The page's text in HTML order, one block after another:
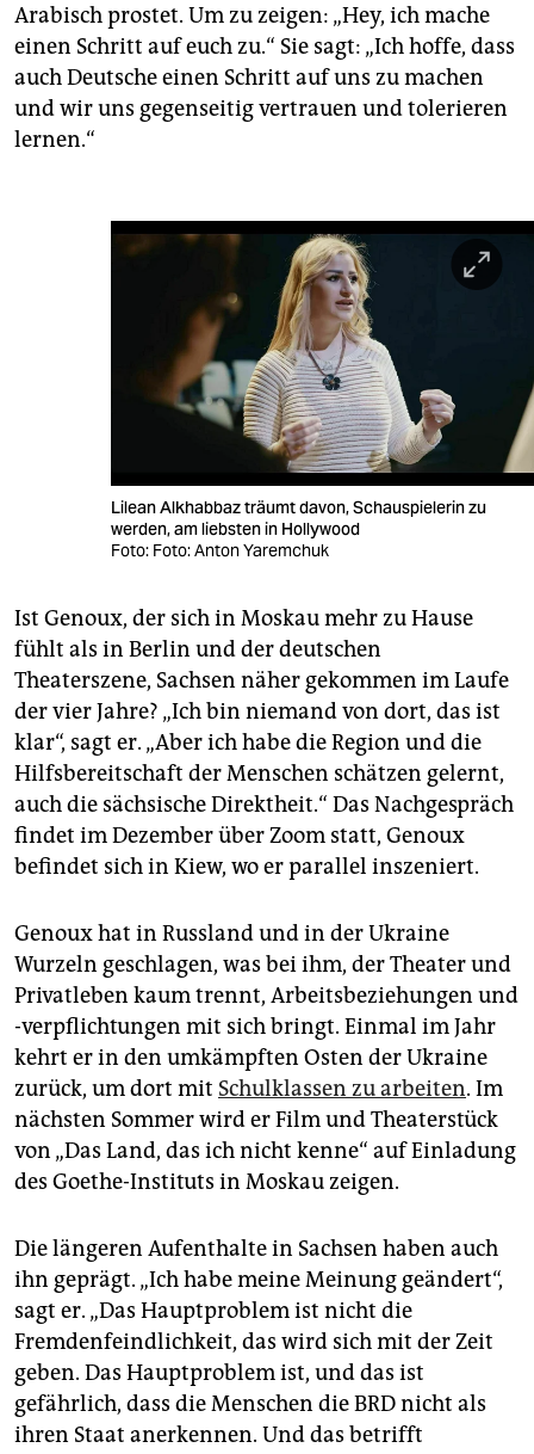
Arabisch prostet. Um zu zeigen: „Hey, ich mache
einen Schritt auf euch zu.“ Sie sagt: „Ich hoffe, dass
auch Deutsche einen Schritt auf uns zu machen
und wir uns gegenseitig vertrauen und tolerieren
lernen.“
Lilean Alkhabbaz träumt davon, Schauspielerin zu
werden, am liebsten in Hollywood
Foto: Foto: Anton Yaremchuk
Ist Genoux, der sich in Moskau mehr zu Hause
fühlt als in Berlin und der deutschen
Theaterszene, Sachsen näher gekommen im Laufe
der vier Jahre? „Ich bin niemand von dort, das ist
klar“, sagt er. „Aber ich habe die Region und die
Hilfsbereitschaft der Menschen schätzen gelernt,
auch die sächsische Direktheit.“ Das Nachgespräch
findet im Dezember über Zoom statt, Genoux
befindet sich in Kiew, wo er parallel inszeniert.
Genoux hat in Russland und in der Ukraine
Wurzeln geschlagen, was bei ihm, der Theater und
Privat­leben kaum trennt, Arbeitsbeziehungen und
-verpflichtungen mit sich bringt. Einmal im Jahr
kehrt er in den umkämpften Osten der Ukraine
zurück, um dort mit Schulklassen zu arbeiten. Im
nächsten Sommer wird er Film und Theaterstück
von „Das Land, das ich nicht kenne“ auf Einladung
des Goethe-Instituts in Moskau zeigen.
Die längeren Aufenthalte in Sachsen haben auch
ihn geprägt. „Ich habe meine Meinung geändert“,
sagt er. „Das Hauptproblem ist nicht die
Fremdenfeindlichkeit, das wird sich mit der Zeit
geben. Das Hauptproblem ist, und das ist
gefährlich, dass die Menschen die BRD nicht als
ihren Staat anerkennen. Und das betrifft